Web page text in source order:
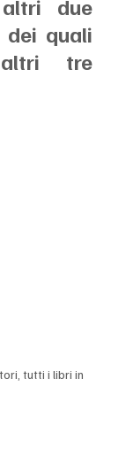
due
dei quali
altri tre
tutti i libri in